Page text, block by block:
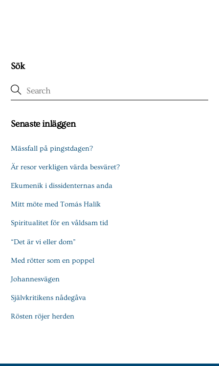
Sök
Senaste inläggen
Mässfall på pingstdagen?
Är resor verkligen värda besväret?
Ekumenik i dissidenternas anda
Mitt möte med Tomás Halík
Spiritualitet för en våldsam tid
“Det är vi eller dom”
Med rötter som en poppel
Johannesvägen
Självkritikens nådegåva
Rösten röjer herden